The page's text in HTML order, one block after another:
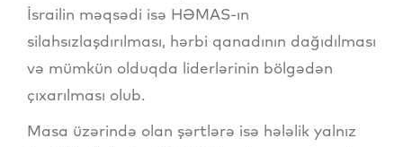
İsrailin məqsədi isə HƏMAS-ın
silahsızlaşdırılması, hərbi qanadının dağıdılması
və mümkün olduqda liderlərinin bölgədən
çıxarılması olub.
Masa üzərində olan şərtlərə isə hələlik yalnız